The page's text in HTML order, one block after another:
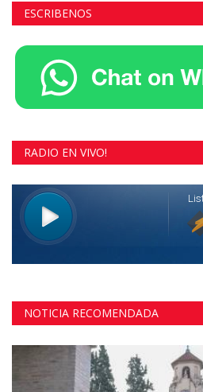
ESCRIBENOS
RADIO EN VIVO!
NOTICIA RECOMENDADA